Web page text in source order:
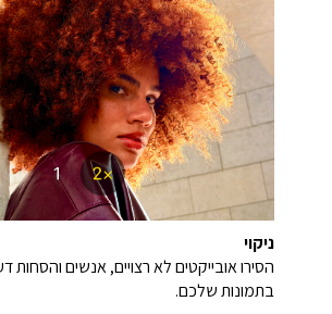
ניקוי
הסירו אובייקטים לא רצויים, אנשים
בתמונות שלכם.